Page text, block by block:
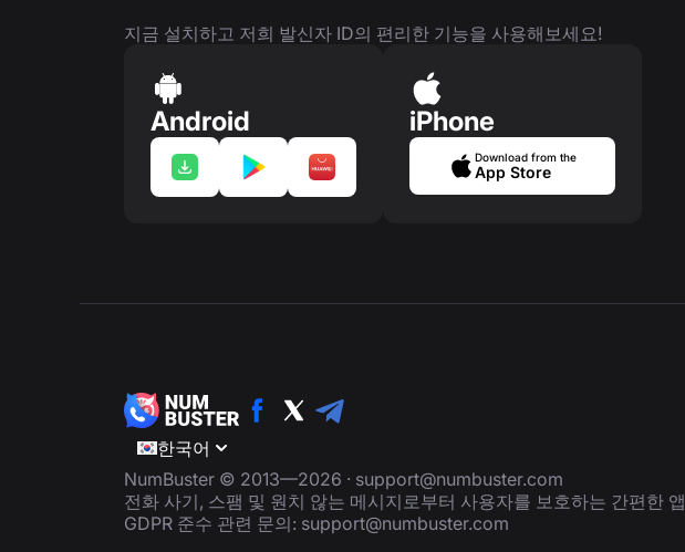
지금 설치하고 저희 발신자 ID의 편리한 기능을 사용해보세요!
Android iPhone
Download from the
App Store
한국어
NumBuster © 2013—2026 · support@numbuster.com
전화 사기, 스팸 및 원치 않는 메시지로부터 사용자를 보호하는 간편한 앱
GDPR 준수 관련 문의: support@numbuster.com